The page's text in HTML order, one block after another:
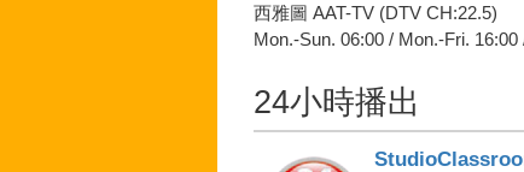
西雅圖 AAT-TV (DTV CH:22.5)
Mon.-Sun. 06:00 / Mon.-Fri. 16:00
24小時播出